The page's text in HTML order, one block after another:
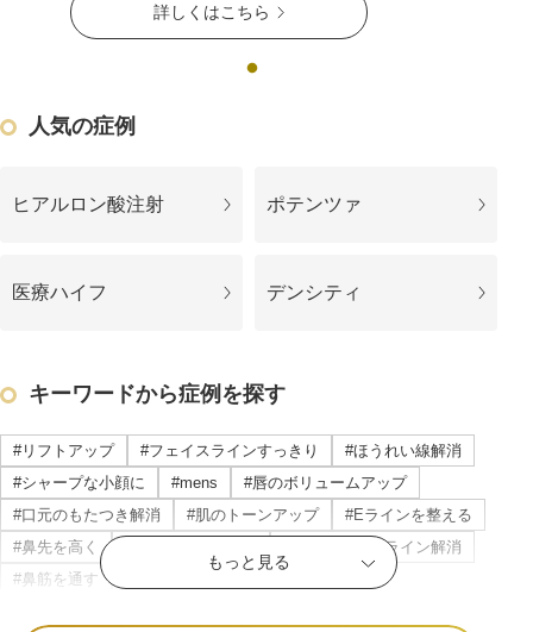
詳しくはこちら
人気の症例
ヒアルロン酸注射 ポテンツァ
医療ハイフ デンシティ
キーワードから症例を探す
#リフトアップ #フェイスラインすっきり
#ほうれい線解消
#シャープな小顔に
#mens
#唇のボリュームアップ
#口元のもたつき解消
#肌のトーンアップ
#Eラインを整える
#鼻先を高く
#マリオネットライン解消
#鼻筋を通す
もっと見る